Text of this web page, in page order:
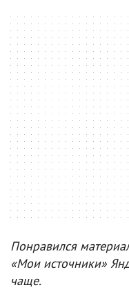
Понравился
«Мои источники»
чаще.